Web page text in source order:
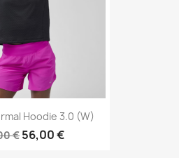
Hoodie 3.0 (W)
€ 56,00 €